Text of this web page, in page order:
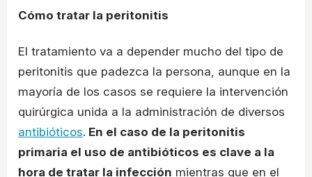
Cómo tratar la peritonitis
El tratamiento va a depender mucho del tipo de
peritonitis que padezca la persona, aunque en la
mayoría de los casos se requiere la intervención
quirúrgica unida a la administración de diversos
antibióticos. En el caso de la peritonitis
primaria el uso de antibióticos es clave a la
hora de tratar la infección mientras que en el